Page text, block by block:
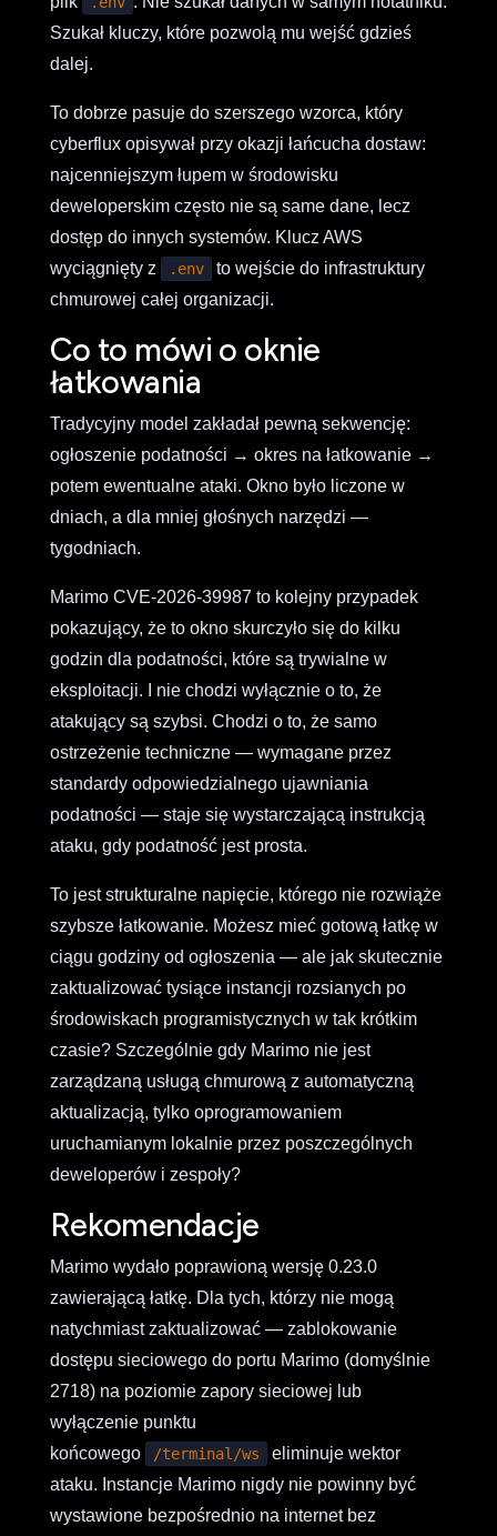
Szukał kluczy, które pozwolą mu wejść gdzieś
dalej.
To dobrze pasuje do szerszego wzorca, który
cyberflux opisywał przy okazji łańcucha dostaw:
najcenniejszym łupem w środowisku
deweloperskim często nie są same dane, lecz
dostęp do innych systemów. Klucz AWS
wyciągnięty z
.env
to wejście do infrastruktury
chmurowej całej organizacji.
Co to mówi o oknie
łatkowania
Tradycyjny model zakładał pewną sekwencję:
ogłoszenie podatności → okres na łatkowanie →
potem ewentualne ataki. Okno było liczone w
dniach, a dla mniej głośnych narzędzi —
tygodniach.
Marimo CVE-2026-39987 to kolejny przypadek
pokazujący, że to okno skurczyło się do kilku
godzin dla podatności, które są trywialne w
eksploitacji. I nie chodzi wyłącznie o to, że
atakujący są szybsi. Chodzi o to, że samo
ostrzeżenie techniczne — wymagane przez
standardy odpowiedzialnego ujawniania
podatności — staje się wystarczającą instrukcją
ataku, gdy podatność jest prosta.
To jest strukturalne napięcie, którego nie rozwiąże
szybsze łatkowanie. Możesz mieć gotową łatkę w
ciągu godziny od ogłoszenia — ale jak skutecznie
zaktualizować tysiące instancji rozsianych po
środowiskach programistycznych w tak krótkim
czasie? Szczególnie gdy Marimo nie jest
zarządzaną usługą chmurową z automatyczną
aktualizacją, tylko oprogramowaniem
uruchamianym lokalnie przez poszczególnych
deweloperów i zespoły?
Rekomendacje
Marimo wydało poprawioną wersję 0.23.0
zawierającą łatkę. Dla tych, którzy nie mogą
natychmiast zaktualizować — zablokowanie
dostępu sieciowego do portu Marimo (domyślnie
2718) na poziomie zapory sieciowej lub
wyłączenie punktu
końcowego
/terminal/ws
eliminuje wektor
ataku. Instancje Marimo nigdy nie powinny być
wystawione bezpośrednio na internet bez